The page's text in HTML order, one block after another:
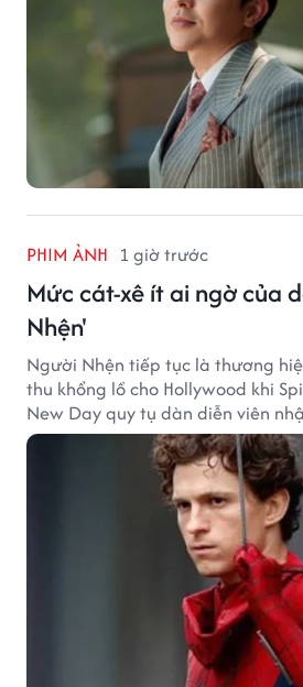
PHIM ẢNH 1 giờ trước
Mức cát-xê ít ai ngờ của
Nhện'
Người Nhện tiếp tục là thương
thu khổng lồ cho Hollywood khi
New Day quy tụ dàn diễn viên
hàng chục đến hàng trăm tỷ
vé của bộ phim cũng giúp nhiều
thu nhập đáng mơ ước.